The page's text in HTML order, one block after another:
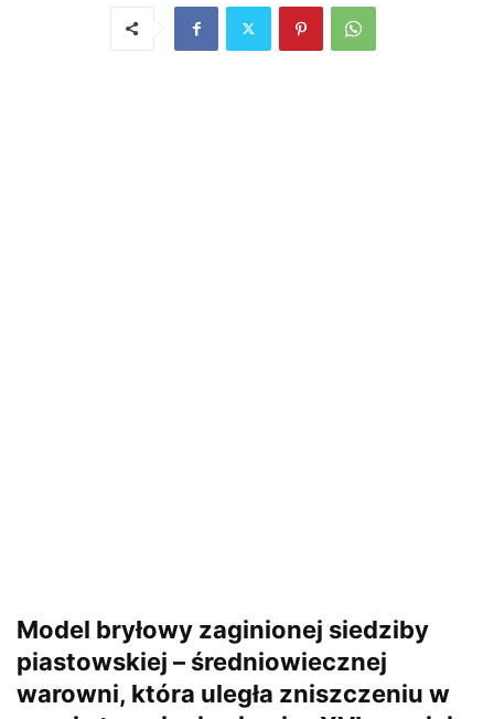
Model bryłowy zaginionej siedziby
piastowskiej – średniowiecznej
warowni, która uległa zniszczeniu w